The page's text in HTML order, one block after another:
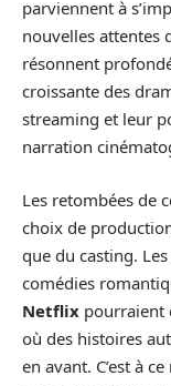
parviennent à
nouvelles attentes
résonnent
croissante des
streaming et leur
narration
Les retombées de
choix de
que du casting.
comédies
Netflix pourraient
où des histoires
en avant. C’est à